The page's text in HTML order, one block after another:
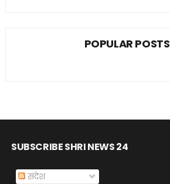
POPULAR POSTS
SUBSCRIBE SHRI NEWS 24
संदेश